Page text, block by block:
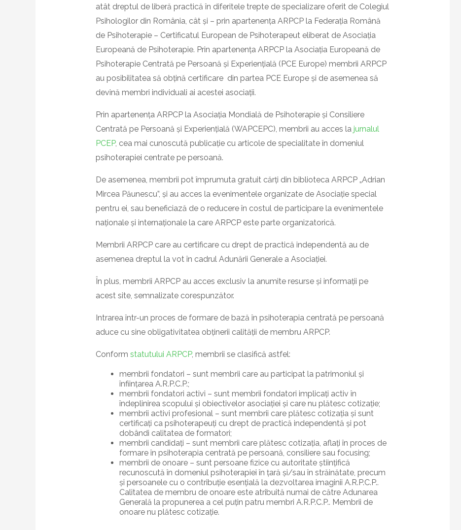
atât dreptul de liberă practică în diferitele trepte de specializare oferit de Colegiul
Psihologilor din România, cât și – prin apartenența ARPCP la Federația Română
de Psihoterapie – Certificatul European de Psihoterapeut eliberat de Asociația
Europeană de Psihoterapie. Prin apartenența ARPCP la Asociația Europeană de
Psihoterapie Centrată pe Persoană și Experiențială (PCE Europe) membrii ARPCP
au posibilitatea să obțină certificare din partea PCE Europe și de asemenea să
devină membri individuali ai acestei asociații.
Prin apartenența ARPCP la Asociația Mondială de Psihoterapie și Consiliere
Centrată pe Persoană și Experiențială (WAPCEPC), membrii au acces la jurnalul
PCEP, cea mai cunoscută publicație cu articole de specialitate în domeniul
psihoterapiei centrate pe persoană.
De asemenea, membrii pot împrumuta gratuit cărți din biblioteca ARPCP „Adrian
Mircea Păunescu”, și au acces la evenimentele organizate de Asociație special
pentru ei, sau beneficiază de o reducere în costul de participare la evenimentele
naționale și internaționale la care ARPCP este parte organizatorică.
Membrii ARPCP care au certificare cu drept de practică independentă au de
asemenea dreptul la vot în cadrul Adunării Generale a Asociației.
În plus, membrii ARPCP au acces exclusiv la anumite resurse și informații pe
acest site, semnalizate corespunzător.
Intrarea într-un proces de formare de bază în psihoterapia centrată pe persoană
aduce cu sine obligativitatea obținerii calității de membru ARPCP.
Conform statutului ARPCP, membrii se clasifică astfel:
membrii fondatori – sunt membrii care au participat la patrimoniul și
înființarea A.R.P.C.P.;
membrii fondatori activi – sunt membrii fondatori implicați activ în
îndeplinirea scopului și obiectivelor asociației și care nu plătesc cotizație;
membrii activi profesional – sunt membrii care plătesc cotizația și sunt
certificați ca psihoterapeuți cu drept de practică independentă și pot
dobândi calitatea de formatori;
membrii candidați – sunt membrii care plătesc cotizația, aflați în proces de
formare în psihoterapia centrată pe persoană, consiliere sau focusing;
membrii de onoare – sunt persoane fizice cu autoritate științifică
recunoscută în domeniul psihoterapiei în țară și/sau în străinătate, precum
și persoanele cu o contribuție esențială la dezvoltarea imaginii A.R.P.C.P..
Calitatea de membru de onoare este atribuită numai de către Adunarea
Generală la propunerea a cel puțin patru membri A.R.P.C.P.. Membrii de
onoare nu plătesc cotizație.